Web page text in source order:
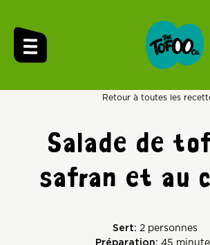
Retour à toutes les
Salade de
safran et au
Sert: 2 personnes
Préparation: 45